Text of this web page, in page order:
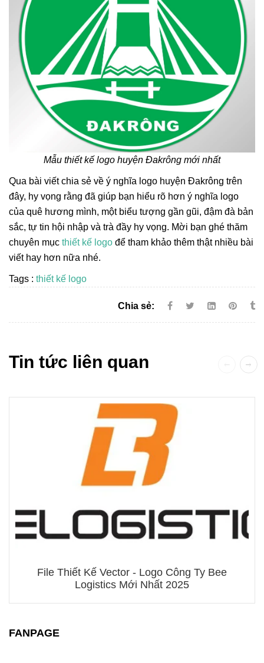
Mẫu thiết kế logo huyện Đakrông mới nhất
Qua bài viết chia sẻ về ý nghĩa logo huyện Đakrông trên
đây, hy vọng rằng đã giúp bạn hiểu rõ hơn ý nghĩa logo
của quê hương mình, một biểu tượng gần gũi, đậm đà bản
sắc, tự tin hội nhập và trà đầy hy vọng. Mời bạn ghé thăm
chuyên mục thiết kế logo để tham khảo thêm thật nhiều bài
viết hay hơn nữa nhé.
Tags : thiết kế logo
Chia sẻ:
Tin tức liên quan
File Thiết Kế Vector - Logo Công Ty Bee
Logistics Mới Nhất 2025
FANPAGE